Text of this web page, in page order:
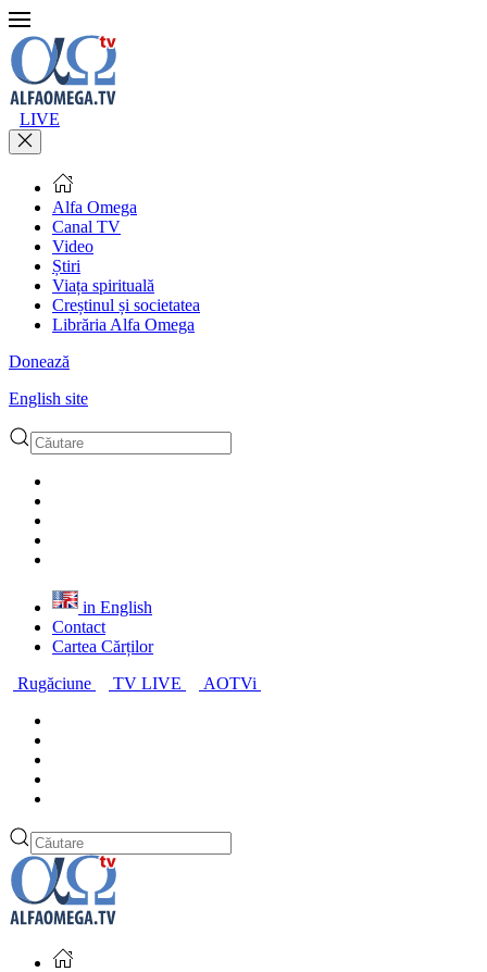
LIVE
Alfa Omega
Canal TV
Video
Știri
Viața spirituală
Creștinul și societatea
Librăria Alfa Omega
Donează
English site
in English
Contact
Cartea Cărților
Rugăciune
TV LIVE AOTVi